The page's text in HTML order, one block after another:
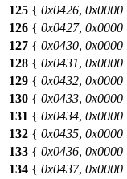
125 { 0x0426, 0x0000
126 { 0x0427, 0x0000
127 { 0x0430, 0x0000
128 { 0x0431, 0x0000
129 { 0x0432, 0x0000
130 { 0x0433, 0x0000
131 { 0x0434, 0x0000
132 { 0x0435, 0x0000
133 { 0x0436, 0x0000
134 { 0x0437, 0x0000